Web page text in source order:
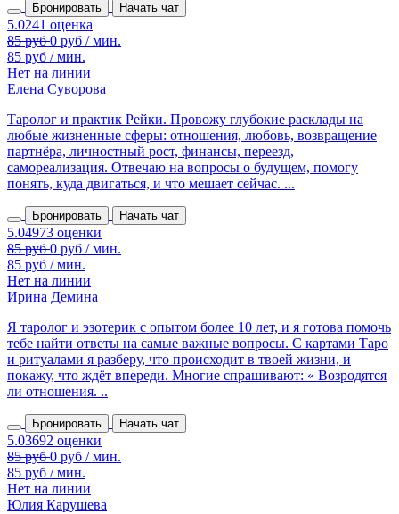
Бронировать Начать чат
85 руб / мин.
Нет на линии
Елена Суворова
Таролог и практик Рейки. Провожу глубокие расклады на
любые жизненные сферы: отношения, любовь, возвращение
партнёра, личностный рост, финансы, переезд,
самореализация. Отвечаю на вопросы о будущем, помогу
понять, куда двигаться, и что мешает сейчас. ...
Бронировать Начать чат
85 руб / мин.
Нет на линии
Ирина Демина
Я таролог и эзотерик с опытом более 10 лет, и я готова помочь
тебе найти ответы на самые важные вопросы. С картами Таро
и ритуалами я разберу, что происходит в твоей жизни, и
покажу, что ждёт впереди. Многие спрашивают: « Возродятся
ли отношения. ..
Бронировать Начать чат
85 руб / мин.
Нет на линии
Юлия Карушева